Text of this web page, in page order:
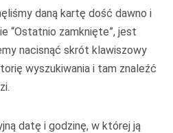
daną kartę dość dawno i
“Ostatnio zamknięte”, jest
nacisnąć skrót klawiszowy
wyszukiwania i tam znaleźć
datę i godzinę, w której ją